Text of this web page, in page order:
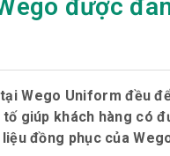
được
Wego Uniform đều
giúp khách hàng có
đồng phục của